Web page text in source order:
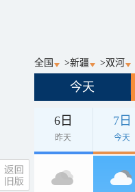
全国 >新疆 >双河
今天
6日
昨天
7日
今天